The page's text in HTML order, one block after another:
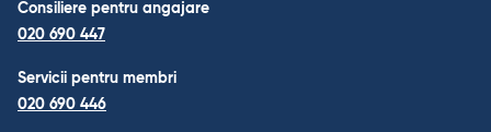
Consiliere pentru angajare
020 690 447
Servicii pentru membri
020 690 446